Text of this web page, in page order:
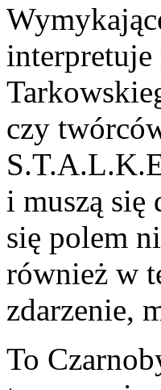
interpretuje
czy
i muszą się
się polem
również w
zdarzenie,
To